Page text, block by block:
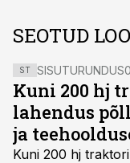
SEOTUD
ST SISUTURUNDUS
Kuni 200 hj
lahendus
ja
Kuni 200 hj